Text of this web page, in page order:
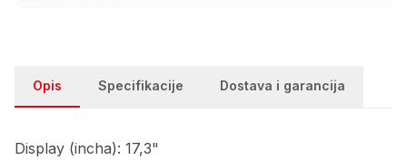
Opis Specifikacije Dostava i garancija
Display (incha): 17,3"